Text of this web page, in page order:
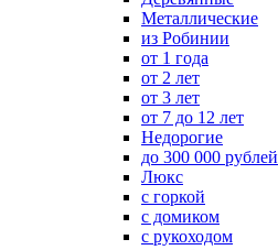
Металлические
из Робинии
от 1 года
от 2 лет
от 3 лет
от 7 до 12 лет
Недорогие
до 300 000 рублей
Люкс
с горкой
с домиком
с рукоходом